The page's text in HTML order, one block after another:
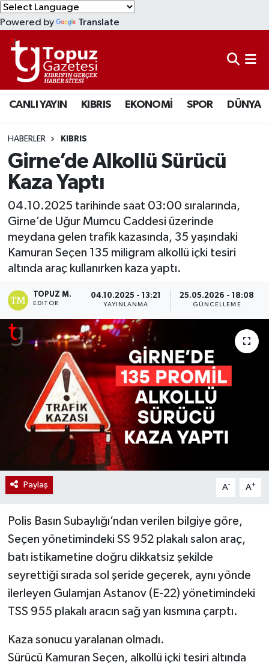
Powered by Translate
CANLI YAYIN KIBRIS EKONOMİ SPOR DÜNYA
HABERLER KIBRIS
Girne’de Alkollü Sürücü
Kaza Yaptı
04.10.2025 tarihinde saat 03:00 sıralarında,
Girne’de Uğur Mumcu Caddesi üzerinde
meydana gelen trafik kazasında, 35 yaşındaki
Kamuran Seçen 135 miligram alkollü içki tesiri
altında araç kullanırken kaza yaptı.
TOPUZ M.
EDITÖR
04.10.2025 - 13:21
YAYINLANMA
25.05.2026 - 18:08
GÜNCELLEME
Paylaş A- A+
Polis Basın Subaylığı’ndan verilen bilgiye göre,
Seçen yönetimindeki SS 952 plakalı salon araç,
batı istikametine doğru dikkatsiz şekilde
seyrettiği sırada sol şeride geçerek, aynı yönde
ilerleyen Gulamjan Astanov (E-22) yönetimindeki
TSS 955 plakalı aracın sağ yan kısmına çarptı.
Kaza sonucu yaralanan olmadı.
Sürücü Kamuran Seçen, alkollü içki tesiri altında
KIBRIS
DÜNYA
EKONOMİ
MAGAZİN
SAĞLIK
SPOR
TEKNOLOJİ
TÜRKİYE
Lefkoşa Nöbetçi Eczaneler
Lefkoşa Hava Durumu
Lefkoşa Trafik Yoğunluk Haritası
Süper Lig Puan Durumu ve Fikstür
Tüm Manşetler
Son Dakika Haberleri
Haber Arşivi